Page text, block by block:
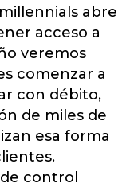
abre
acceso a
veremos
comenzar a
con débito,
de miles de
esa forma
control